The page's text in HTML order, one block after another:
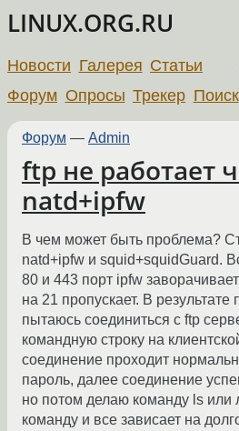
LINUX.ORG.RU
Новости Галерея Статьи
Форум Опросы Трекер Поиск
Форум — Admin
ftp не работает
natd+ipfw
В чем может быть проблема?
natd+ipfw и squid+squidGuard.
80 и 443 порт ipfw
на 21 пропускает. В результате
пытаюсь соединиться с ftp
командную строку на
соединение проходит
пароль, далее соединение
но потом делаю команду ls или
команду и все зависает на